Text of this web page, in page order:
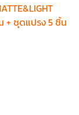
+ ชุดแปรง 5 ชิ้น